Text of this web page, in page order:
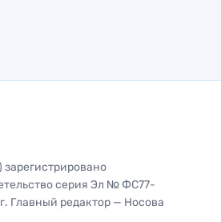
зарегистрировано
серия Эл № ФС77-
Главный редактор — Носова